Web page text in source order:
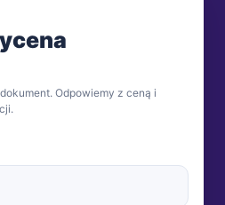
Odpowiemy z ceną i